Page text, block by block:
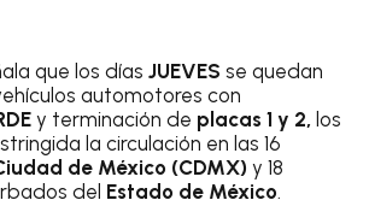
que los díasJUEVES se quedan
automotores con
y terminación de placas 1 y 2, los
la circulación en las 16
de México (CDMX) y 18
del Estado de México.